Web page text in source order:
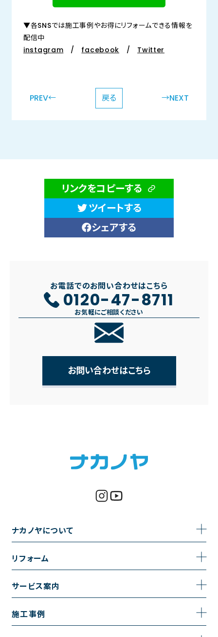
▼各SNSでは施工事例やお得にリフォームできる情報を
配信中
instagram / facebook / Twitter
PREV← 戻る →NEXT
リンクをコピーする
ツイートする
シェアする
お電話でのお問い合わせはこちら
0120-47-8711
お気軽にご相談ください
お問い合わせはこちら
ナカノヤについて
採用情報
リフォーム
トイレのリフォーム
キッチンのリフォーム
サービス案内
サービスの流れ
施工事例